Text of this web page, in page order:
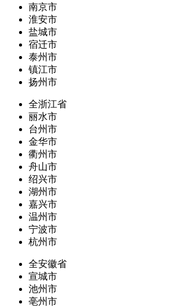
南京市
淮安市
盐城市
宿迁市
泰州市
镇江市
扬州市
全浙江省
丽水市
台州市
金华市
衢州市
舟山市
绍兴市
湖州市
嘉兴市
温州市
宁波市
杭州市
全安徽省
宣城市
池州市
亳州市